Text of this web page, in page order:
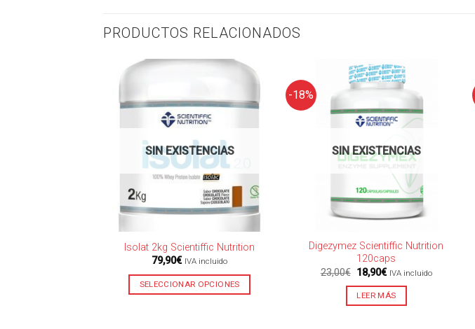
PRODUCTOS RELACIONADOS
SIN EXISTENCIAS
Isolat 2kg Scientiffic Nutrition
79,90€ IVA incluido
SELECCIONAR OPCIONES
-18%
SIN EXISTENCIAS
Digezymez Scientiffic Nutrition
120caps
23,00€ El
original
era:
18,90€El
actual
es:
IVA incluido
LEER MÁS